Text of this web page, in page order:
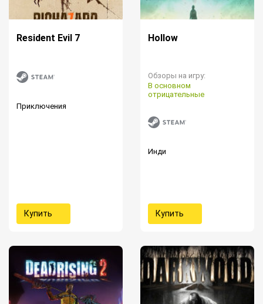
Resident Evil 7
Приключения
Купить
Hollow
Обзоры на игру:
В основном
отрицательные
Инди
Купить